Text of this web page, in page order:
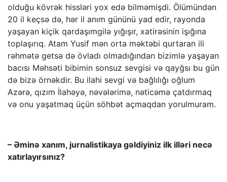
olduğu kövrək hissləri yox edə bilməmişdi. Ölümündən
20 il keçsə də, hər il anım gününü yad edir, rayonda
yaşayan kiçik qardaşımgilə yığışır, xatirəsinin işığına
toplaşırıq. Atam Yusif mən orta məktəbi qurtaran ili
rəhmətə getsə də övladı olmadığından bizimlə yaşayan
bacısı Məhsəti bibimin sonsuz sevgisi və qayğsı bu gün
də bizə örnəkdir. Bu ilahi sevgi və bağlılığı oğlum
Azərə, qızım İlahəyə, nəvələrimə, nəticəmə çatdırmaq
və onu yaşatmaq üçün söhbət açmaqdan yorulmuram.
– Əminə xanım, jurnalistikaya gəldiyiniz ilk illəri necə
xatırlayırsınız?